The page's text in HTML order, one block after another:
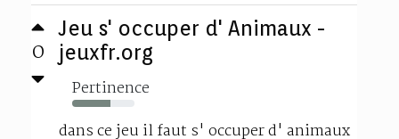
0
Jeu s' occuper d' Animaux -
jeuxfr.org
Pertinence
61%
dans ce jeu il faut s' occuper d' animaux